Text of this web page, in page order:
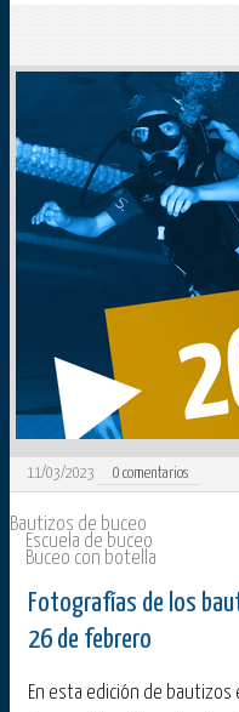
11/03/2023 0 comentarios
Bautizos de buceo
Escuela de buceo
Buceo con botella
Fotografías de los
26 de febrero
En esta edición de bautizos